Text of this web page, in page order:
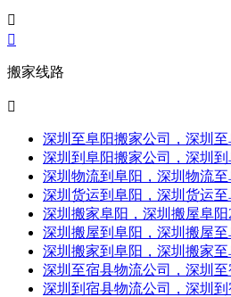


搬家线路

深圳至阜阳搬家公司，深圳
深圳到阜阳搬家公司，深圳
深圳物流到阜阳，深圳物流至
深圳货运到阜阳，深圳货运至
深圳搬家阜阳，深圳搬屋阜阳
深圳搬屋到阜阳，深圳搬屋至
深圳搬家到阜阳，深圳搬家至
深圳至宿县物流公司，深圳
深圳到宿县物流公司，深圳